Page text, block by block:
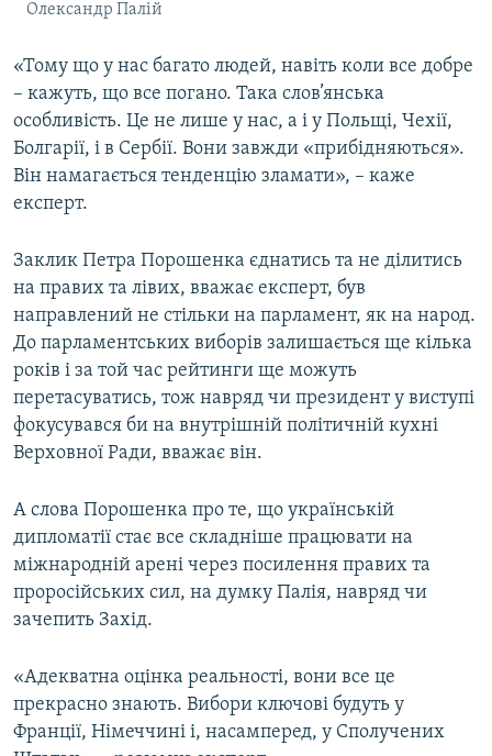
Олександр Палій
«Тому що у нас багато людей, навіть коли все добре
– кажуть, що все погано. Така слов’янська
особливість. Це не лише у нас, а і у Польщі, Чехії,
Болгарії, і в Сербії. Вони завжди «прибідняються».
Він намагається тенденцію зламати», – каже
експерт.
Заклик Петра Порошенка єднатись та не ділитись
на правих та лівих, вважає експерт, був
направлений не стільки на парламент, як на народ.
До парламентських виборів залишається ще кілька
років і за той час рейтинги ще можуть
перетасуватись, тож навряд чи президент у виступі
фокусувався би на внутрішній політичній кухні
Верховної Ради, вважає він.
А слова Порошенка про те, що українській
дипломатії стає все складніше працювати на
міжнародній арені через посилення правих та
проросійських сил, на думку Палія, навряд чи
зачепить Захід.
«Адекватна оцінка реальності, вони все це
прекрасно знають. Вибори ключові будуть у
Франції, Німеччині і, насамперед, у Сполучених